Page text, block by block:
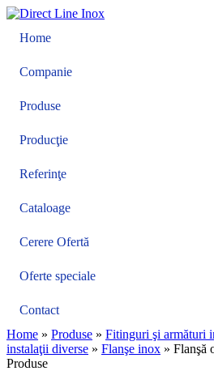
Home
Companie
Produse
Producţie
Referinţe
Cataloage
Cerere Ofertă
Oferte speciale
Contact
Home » Produse » Fitinguri şi armături
instalaţii diverse » Flanşe inox » Flanşă
Produse